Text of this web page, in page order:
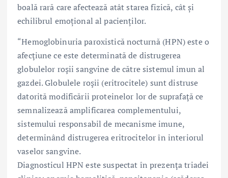
boală rară care afectează atât starea fizică, cât și
echilibrul emoțional al pacienților.
“Hemoglobinuria paroxistică nocturnă (HPN) este o
afecţiune ce este determinată de distrugerea
globulelor roşii sangvine de către sistemul imun al
gazdei. Globulele roşii (eritrocitele) sunt distruse
datorită modificării proteinelor lor de suprafaţă ce
semnalizează amplificarea complementului,
sistemului responsabil de mecanisme imune,
determinând distrugerea eritrocitelor în interiorul
vaselor sangvine.
Diagnosticul HPN este suspectat în prezenţa triadei